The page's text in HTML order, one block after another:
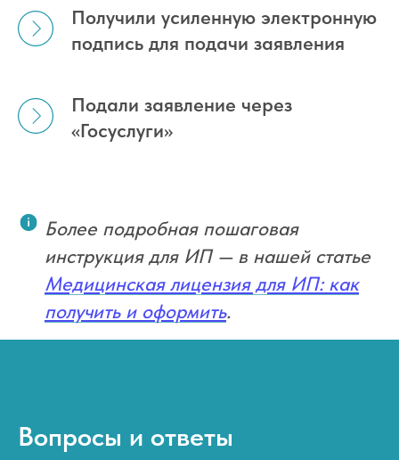
Получили усиленную электронную
подпись для подачи заявления
Подали заявление через
«Госуслуги»
Более подробная пошаговая
инструкция для ИП — в нашей статье
Медицинская лицензия для ИП: как
получить и оформить.
Вопросы и ответы